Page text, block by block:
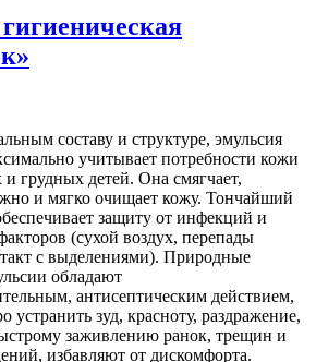
составу и структуре, эмульсия
учитывает потребности кожи
грудных детей. Она смягчает,
и мягко очищает кожу. Тончайший
защиту от инфекций и
(сухой воздух, перепады
с выделениями). Природные
обладают
антисептическим действием,
устранить зуд, красноту, раздражение,
заживлению ранок, трещин и
избавляют от дискомфорта.